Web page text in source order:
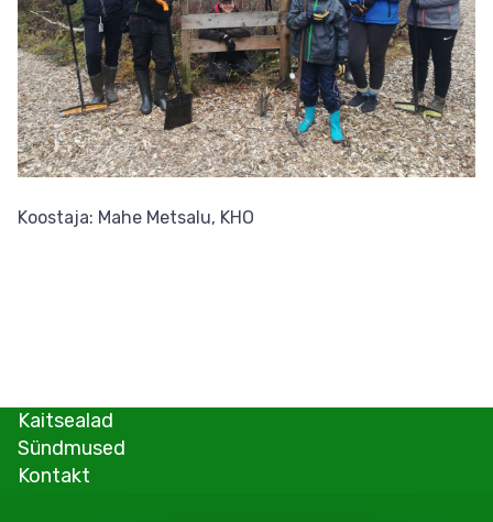
Koostaja: Mahe Metsalu, KHO
Kaitsealad
Sündmused
Kontakt